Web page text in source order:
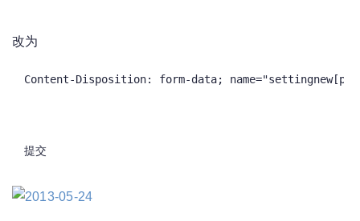
改为
Content-Disposition: form-data;
提交